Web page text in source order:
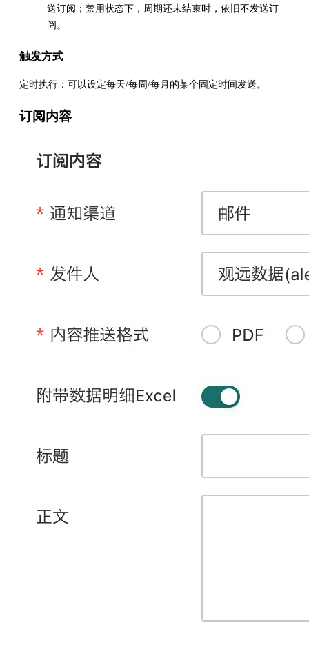
送订阅；禁用状态下，周期还未结束时，依旧不发送订
阅。
触发方式
定时执行：可以设定每天/每周/每月的某个固定时间发送。
订阅内容